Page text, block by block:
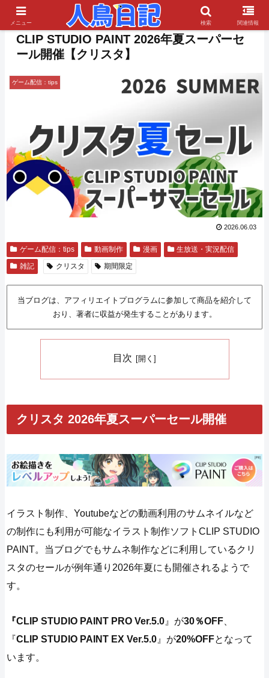
CLIP STUDIO PAINT 2026年夏スーパーセ
ール開催【クリスタ】
ゲーム配信：tips
2026.06.03
ゲーム配信：tips 動画制作 漫画
生放送・実況配信
雑記
クリスタ 期間限定
当ブログは、アフィリエイトプログラムに参加して商品を紹介して
おり、著者に収益が発生することがあります。
目次
クリスタ 2026年夏スーパーセール開催
イラスト制作、Youtubeなどの動画利用のサムネイルなど
の制作にも利用が可能なイラスト制作ソフトCLIP STUDIO
PAINT。当ブログでもサムネ制作などに利用しているクリ
スタのセールが例年通り2026年夏にも開催されるようで
す。
『CLIP STUDIO PAINT PRO Ver.5.0 』が30％OFF
『CLIP STUDIO PAINT EX Ver.5.0 』が20%OFFとなって
います。
メニュー 検索 関連情報